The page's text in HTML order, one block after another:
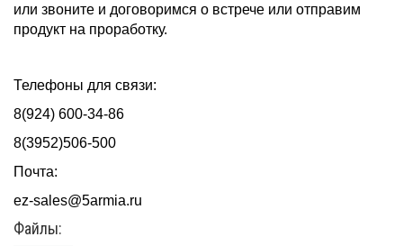
или звоните и договоримся о встрече или отправим
продукт на проработку.
Телефоны для связи:
8(924) 600-34-86
8(3952)506-500
Почта:
ez-sales@5armia.ru
Файлы: